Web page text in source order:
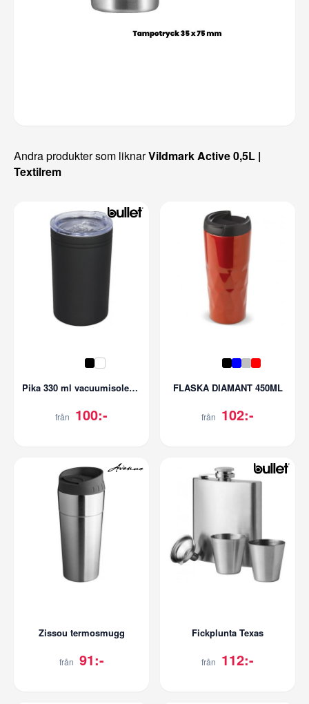
Andra produkter som liknarVildmark Active 0,5L |
Textilrem
Pika 330 ml vacuumisolerad mugg
från 100:-
FLASKA DIAMANT 450ML
från 102:-
Zissou termosmugg
från 91:-
Fickplunta Texas
från 112:-